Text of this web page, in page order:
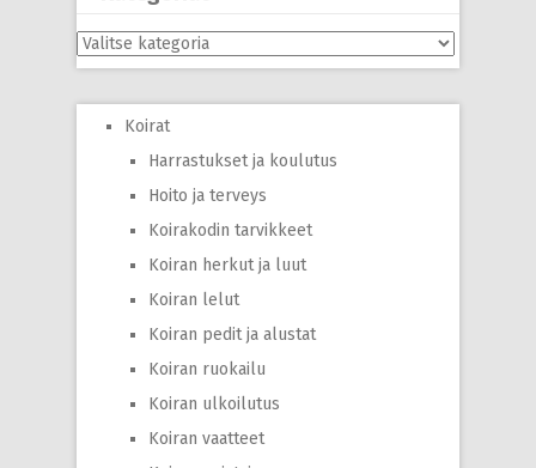
Kategoriat
Koirat
Harrastukset ja koulutus
Hoito ja terveys
Koirakodin tarvikkeet
Koiran herkut ja luut
Koiran lelut
Koiran pedit ja alustat
Koiran ruokailu
Koiran ulkoilutus
Koiran vaatteet